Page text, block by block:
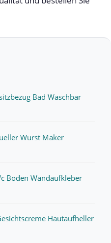
Bad Waschbar
Wurst Maker
Boden Wandaufkleber
Hautaufheller